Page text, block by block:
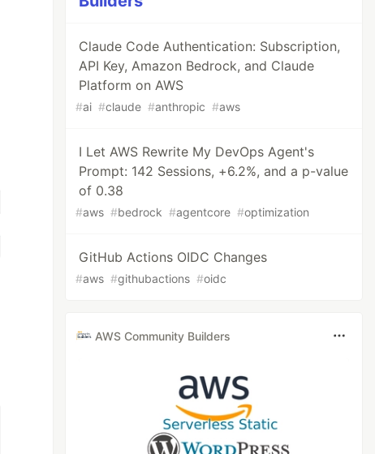
Claude Code Authentication: Subscription,
API Key, Amazon Bedrock, and Claude
Platform on AWS
#ai #claude #anthropic #aws
I Let AWS Rewrite My DevOps Agent's
Prompt: 142 Sessions, +6.2%, and a p-value
of 0.38
#aws #bedrock #agentcore #optimization
GitHub Actions OIDC Changes
#aws #githubactions #oidc
AWS Community Builders